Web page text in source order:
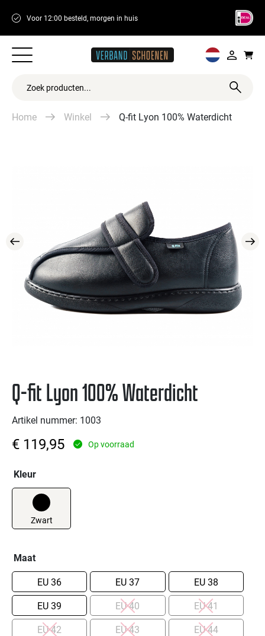
14 dagen retourtermijn Meer dan 250
Home Winkel Q-fit Lyon 100% Waterdicht
Q-fit Lyon 100% Waterdicht
Artikel nummer: 1003
€ 119,95 Op voorraad
Kleur
Maat
36
37
38
39
40
41
42
43
44